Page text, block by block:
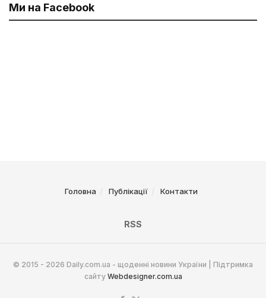
Ми на Facebook
Головна Публікації Контакти
RSS
© 2015 - 2026 Daily.com.ua - щоденні новини України | Підтримка
сайту Webdesigner.com.ua